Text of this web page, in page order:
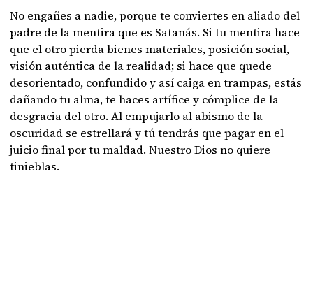
No engañes a nadie, porque te conviertes en aliado del
padre de la mentira que es Satanás. Si tu mentira hace
que el otro pierda bienes materiales, posición social,
visión auténtica de la realidad; si hace que quede
desorientado, confundido y así caiga en trampas, estás
dañando tu alma, te haces artífice y cómplice de la
desgracia del otro. Al empujarlo al abismo de la
oscuridad se estrellará y tú tendrás que pagar en el
juicio final por tu maldad. Nuestro Dios no quiere
tinieblas.